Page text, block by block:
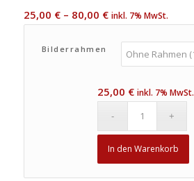
25,00 €– 80,00 € inkl. 7% MwSt.
Bilderrahmen
25,00 € inkl. 7% MwSt.
In den Warenkorb